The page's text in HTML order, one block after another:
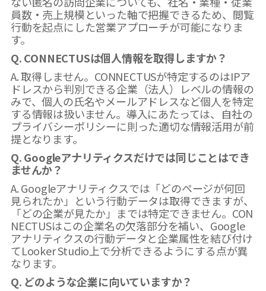
員数・売上規模といった軸で把握できるため、閲覧
行動を起点にした営業アプローチが可能になりま
す。
Q. CONNECTUSは個人情報を取得しますか？
A. 取得しません。CONNECTUSが特定するのはIPア
ドレスから判別できる企業（法人）レベルの情報の
みで、個人の氏名やメールアドレスなど個人を特定
する情報は扱いません。導入にあたっては、自社の
プライバシーポリシーに則った適切な情報活用が前
提となります。
Q. Googleアナリティクスだけでは同じことはでき
ませんか？
A. Googleアナリティクスでは「どのページが何回
見られたか」という行動データは取得できますが、
「どの企業が見たか」までは特定できません。CON
NECTUSはこの企業名の欠落部分を補い、Google
アナリティクスの行動データと企業属性を結び付け
てLooker Studio上で分析できるようにする点が異
なります。
Q. どのような企業に向いていますか？